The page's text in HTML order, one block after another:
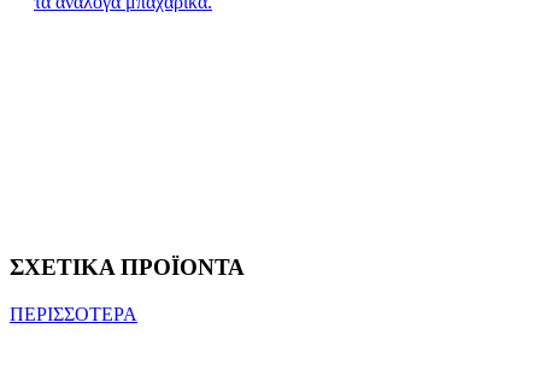
ΣΧΕΤΙΚΑ ΠΡΟΪΟΝΤΑ
ΠΕΡΙΣΣΟΤΕΡΑ